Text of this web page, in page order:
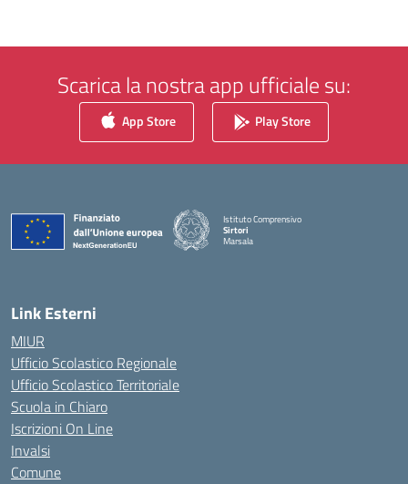
Scarica la nostra app ufficiale su:
App Store Play Store
Istituto Comprensivo
Sirtori
Marsala
Link Esterni
MIUR
Ufficio Scolastico Regionale
Ufficio Scolastico Territoriale
Scuola in Chiaro
Iscrizioni On Line
Invalsi
Comune